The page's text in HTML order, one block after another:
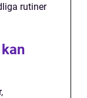
rutiner